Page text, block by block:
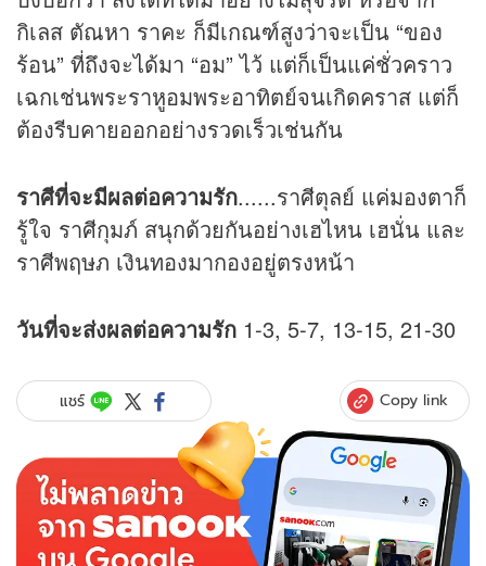
กิเลส ตัณหา ราคะ ก็มีเกณฑ์สูงว่าจะเป็น “ของ
ร้อน” ที่ถึงจะได้มา “อม” ไว้ แต่ก็เป็นแค่ชั่วคราว
เฉกเช่นพระราหูอมพระอาทิตย์จนเกิดคราส แต่ก็
ต้องรีบคายออกอย่างรวดเร็วเช่นกัน
ราศีที่จะมีผลต่อความรัก......ราศีตุลย์ แค่มองตาก็
รู้ใจ ราศีกุมภ์ สนุกด้วยกันอย่างเฮไหน เฮนั่น และ
ราศีพฤษภ เงินทองมากองอยู่ตรงหน้า
วันที่จะส่งผลต่อความรัก 1-3, 5-7, 13-15, 21-30
แชร์ Copy link